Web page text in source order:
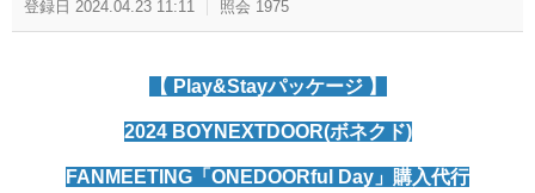
登録日 2024.04.23 11:11 照会 1975
【 Play&Stayパッケージ 】
2024 BOYNEXTDOOR(ボネクド)
FANMEETING「ONEDOORful Day」購入代行